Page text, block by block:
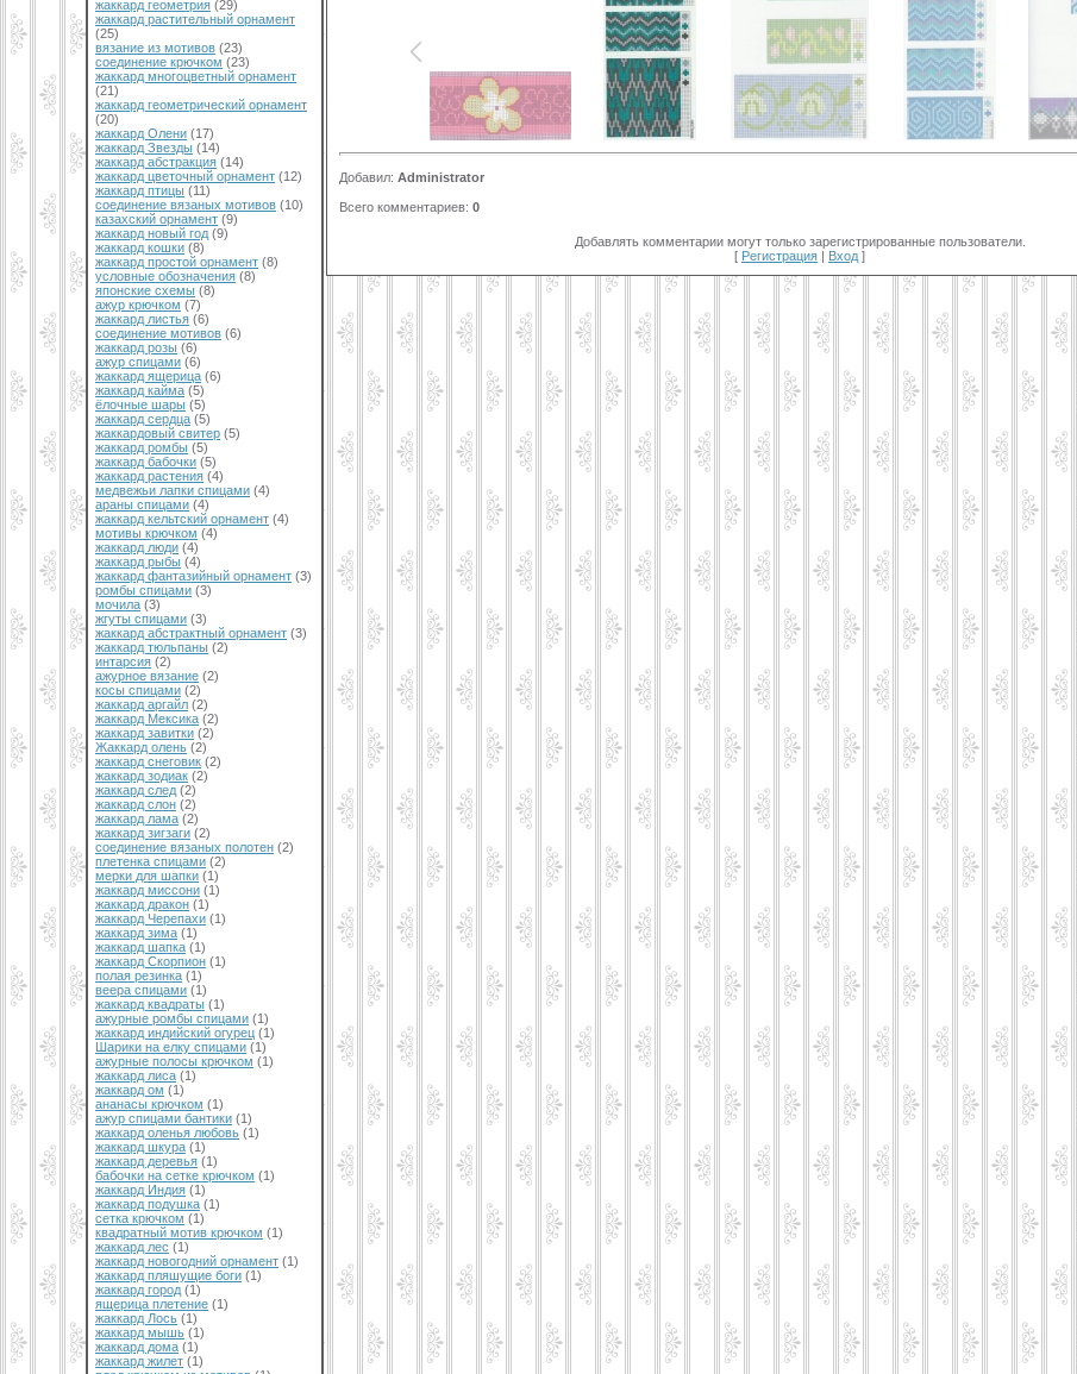
жаккард геометрия (29)
жаккард растительный орнамент
(25)
вязание из мотивов (23)
соединение крючком (23)
жаккард многоцветный орнамент
(21)
жаккард геометрический орнамент
(20)
жаккард Олени (17)
жаккард Звезды (14)
жаккард абстракция (14)
жаккард цветочный орнамент (12)
жаккард птицы (11)
соединение вязаных мотивов (10)
казахский орнамент (9)
жаккард новый год (9)
жаккард кошки (8)
жаккард простой орнамент (8)
условные обозначения (8)
японские схемы (8)
ажур крючком (7)
жаккард листья (6)
соединение мотивов (6)
жаккард розы (6)
ажур спицами (6)
жаккард ящерица (6)
жаккард кайма (5)
ёлочные шары (5)
жаккард сердца (5)
жаккардовый свитер (5)
жаккард ромбы (5)
жаккард бабочки (5)
жаккард растения (4)
медвежьи лапки спицами (4)
араны спицами (4)
жаккард кельтский орнамент (4)
мотивы крючком (4)
жаккард люди (4)
жаккард рыбы (4)
жаккард фантазийный орнамент (3)
ромбы спицами (3)
мочила (3)
жгуты спицами (3)
жаккард абстрактный орнамент (3)
жаккард тюльпаны (2)
интарсия (2)
ажурное вязание (2)
косы спицами (2)
жаккард аргайл (2)
жаккард Мексика (2)
жаккард завитки (2)
Жаккард олень (2)
жаккард снеговик (2)
жаккард зодиак (2)
жаккард след (2)
жаккард слон (2)
жаккард лама (2)
жаккард зигзаги (2)
соединение вязаных полотен (2)
плетенка спицами (2)
мерки для шапки (1)
жаккард миссони (1)
жаккард дракон (1)
жаккард Черепахи (1)
жаккард зима (1)
жаккард шапка (1)
жаккард Скорпион (1)
полая резинка (1)
веера спицами (1)
жаккард квадраты (1)
ажурные ромбы спицами (1)
жаккард индийский огурец (1)
Шарики на елку спицами (1)
ажурные полосы крючком (1)
жаккард лиса (1)
жаккард ом (1)
ананасы крючком (1)
ажур спицами бантики (1)
жаккард оленья любовь (1)
жаккард шкура (1)
жаккард деревья (1)
бабочки на сетке крючком (1)
жаккард Индия (1)
жаккард подушка (1)
сетка крючком (1)
квадратный мотив крючком (1)
жаккард лес (1)
жаккард новогодний орнамент (1)
жаккард пляшущие боги (1)
жаккард город (1)
ящерица плетение (1)
жаккард Лось (1)
жаккард мышь (1)
жаккард дома (1)
жаккард жилет (1)
Добавил: Administrator
Всего комментариев: 0
Добавлять комментарии могут только зарегистрированные пользователи.
[ Регистрация | Вход ]